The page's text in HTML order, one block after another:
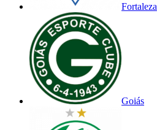
Fortaleza
Goiás